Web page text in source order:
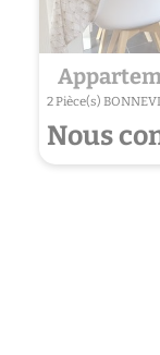
2 Pièce(s)
Nous